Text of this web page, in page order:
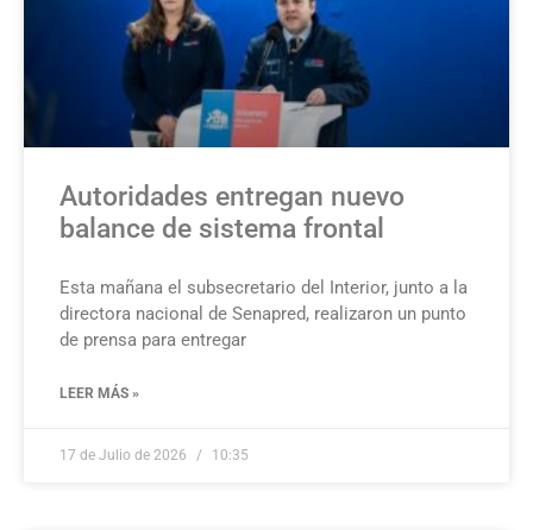
Autoridades entregan nuevo
balance de sistema frontal
Esta mañana el subsecretario del Interior, junto a la
directora nacional de Senapred, realizaron un punto
de prensa para entregar
LEER MÁS »
17 de Julio de 2026 10:35